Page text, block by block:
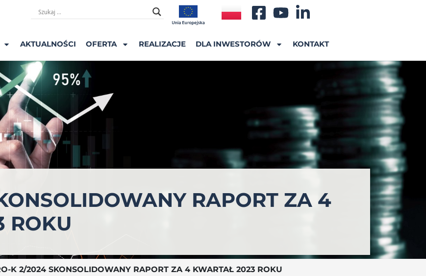
AKTUALNOŚCI OFERTA REALIZACJE DLA INWESTORÓW KONTAKT
RAPORT ZA 4
ROKU
K 2/2024 SKONSOLIDOWANY RAPORT ZA 4 KWARTAŁ 2023 ROKU